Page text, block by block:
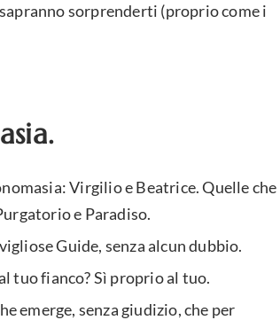
sorprenderti (proprio come i
Virgilio e Beatrice. Quelle che
e Paradiso.
Guide, senza alcun dubbio.
tuo fianco? Sì proprio al tuo.
emerge, senza giudizio, che per